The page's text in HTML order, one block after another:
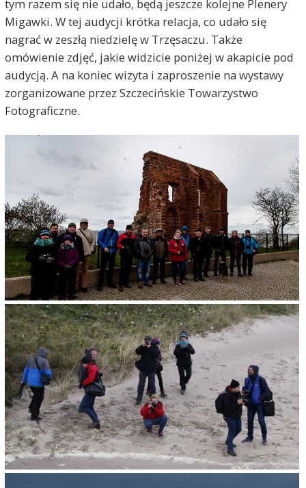
tym razem się nie udało, będą jeszcze kolejne Plenery
Migawki. W tej audycji krótka relacja, co udało się
nagrać w zeszłą niedzielę w Trzęsaczu. Także
omówienie zdjęć, jakie widzicie poniżej w akapicie pod
audycją. A na koniec wizyta i zaproszenie na wystawy
zorganizowane przez Szczecińskie Towarzystwo
Fotograficzne.